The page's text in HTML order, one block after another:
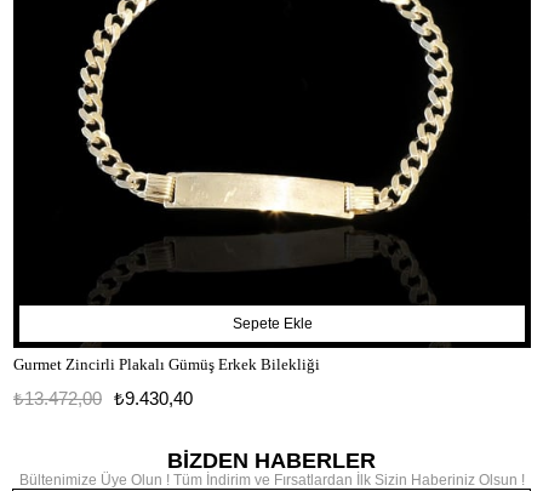
Gurmet Zincirli Plakalı Gümüş Erkek Bilekliği
₺9.430,40
₺13.472,00
Sepete Ekle
BİZDEN HABERLER
Bültenimize Üye Olun ! Tüm İndirim ve Fırsatlardan İlk Sizin Haberiniz Olsun !